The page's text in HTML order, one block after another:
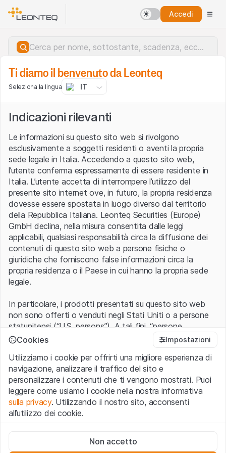
Accedi
Errore del server.
Ti diamo il benvenuto da Leonteq
Seleziona la lingua IT
Indicazioni rilevanti
Le informazioni su questo sito web si rivolgono
esclusivamente a soggetti residenti o aventi la propria
sede legale in Italia. Accedendo a questo sito web,
l’utente conferma espressamente di essere residente in
Italia. L’utente accetta di interrompere l’utilizzo del
presente sito internet ove, in futuro, la propria residenza
dovesse essere spostata in luogo diverso dal territorio
della Repubblica Italiana. Leonteq Securities (Europe)
GmbH declina, nella misura consentita dalle leggi
applicabili, qualsiasi responsabilità circa la diffusione dei
contenuti di questo sito web a persone fisiche o
giuridiche che forniscono false informazioni circa la
propria residenza o il Paese in cui hanno la propria sede
legale.
In particolare, i prodotti presentati su questo sito web
non sono offerti o venduti negli Stati Uniti o a persone
statunitensi (“U.S. persons”). A tali fini, “persone
statunitensi” vanno intese nel significato ad esse ascritto
1933 che include le persone residenti negli Stati Uniti
d’America, le società per azioni e le altre forme societarie
americane.
Condizioni di utilizzo e informazioni legali
Con l’accesso al sito web (di seguito, il “Sito”) si dichiara
avvertenze importanti e le condizioni di utilizzo ivi rese
Cookies Impostazioni
Utilizziamo i cookie per offrirti una migliore esperienza di
navigazione, analizzare il traffico del sito e
personalizzare i contenuti che ti vengono mostrati. Puoi
leggere come usiamo i cookie nella nostra informativa
sulla privacy. Utilizzando il nostro sito, acconsenti
all’utilizzo dei cookie.
Questi cookie sono necessari per il funzionamento del sito
Non accetto